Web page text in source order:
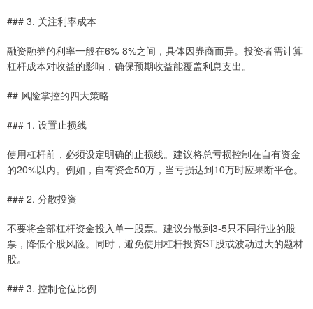
### 3. 关注利率成本
融资融券的利率一般在6%-8%之间，具体因券商而异。投资者需计算
杠杆成本对收益的影响，确保预期收益能覆盖利息支出。
## 风险掌控的四大策略
### 1. 设置止损线
使用杠杆前，必须设定明确的止损线。建议将总亏损控制在自有资金
的20%以内。例如，自有资金50万，当亏损达到10万时应果断平仓。
### 2. 分散投资
不要将全部杠杆资金投入单一股票。建议分散到3-5只不同行业的股
票，降低个股风险。同时，避免使用杠杆投资ST股或波动过大的题材
股。
### 3. 控制仓位比例